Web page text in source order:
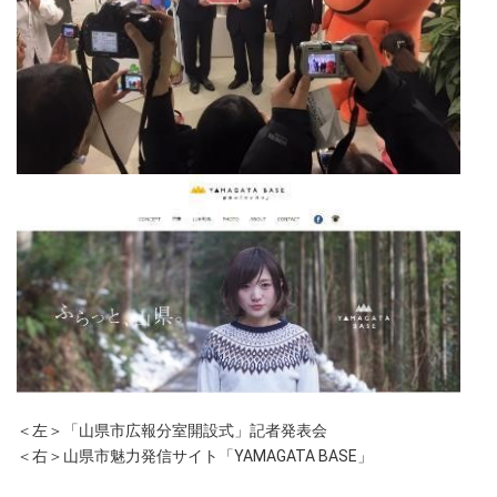
＜左＞「山県市広報分室開設式」記者発表会
＜右＞山県市魅力発信サイト「YAMAGATA BASE」